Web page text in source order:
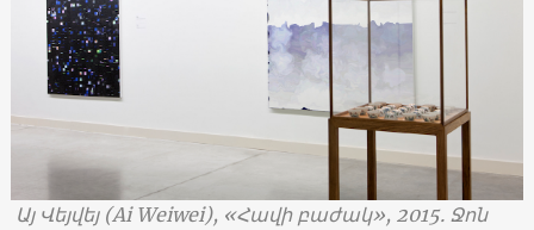
Այ Վեյվեյ (Ai Weiwei), «Հավի բաժակ», 2015. Ջոն